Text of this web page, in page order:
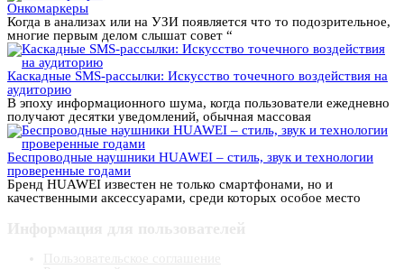
Онкомаркеры
Когда в анализах или на УЗИ появляется что то подозрительное,
многие первым делом слышат совет “
Каскадные SMS-рассылки: Искусство точечного воздействия на
аудиторию
В эпоху информационного шума, когда пользователи ежедневно
получают десятки уведомлений, обычная массовая
Беспроводные наушники HUAWEI – стиль, звук и технологии
проверенные годами
Бренд HUAWEI известен не только смартфонами, но и
качественными аксессуарами, среди которых особое место